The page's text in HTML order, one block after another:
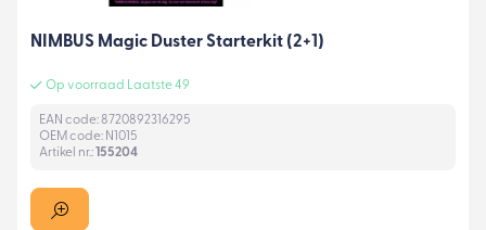
NIMBUS Magic Duster Starterkit (2+1)
Op voorraad Laatste 49
EAN code: 8720892316295
OEM code: N1015
Artikel nr.:155204